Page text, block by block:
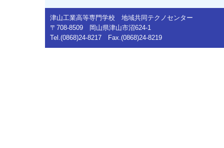
津山工業高等専門学校 地域共同テクノセンター
〒708-8509 岡山県津山市沼624-1
Tel.(0868)24-8217 Fax.(0868)24-8219